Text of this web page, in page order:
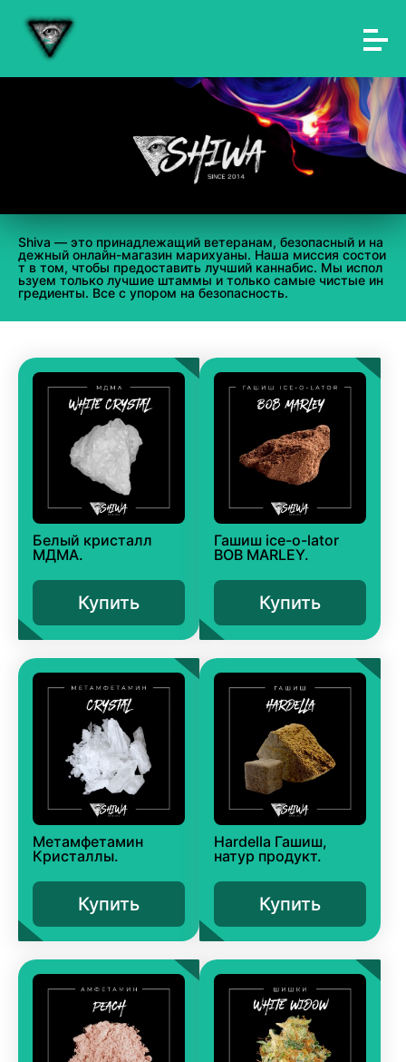
Shiva — это принадлежащий ветеранам, безопасный и на
дежный онлайн-магазин марихуаны. Наша миссия состои
т в том, чтобы предоставить лучший каннабис. Мы испол
ьзуем только лучшие штаммы и только самые чистые ин
гредиенты. Все с упором на безопасность.
Белый кристалл
МДМА.
Купить
Гашиш ice-o-lator
BOB MARLEY.
Купить
Метамфетамин
Кристаллы.
Купить
Hardella Гашиш,
натур продукт.
Купить